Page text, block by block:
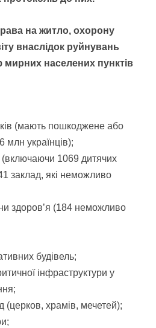
на житло, охорону
внаслідок руйнувань
мирних населених пунктів
(мають пошкоджене або
млн українців);
(включаючи 1069 дитячих
заклад, які неможливо
здоров’я (184 неможливо
будівель;
інфраструктури у
(церков, храмів, мечетей);